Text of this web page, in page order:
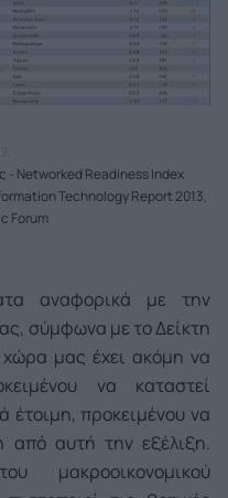
- Networked Readiness Index
Technology Report 2013,
Forum
αναφορικά με την
σύμφωνα με το Δείκτη
χώρα μας έχει ακόμη να
να καταστεί
έτοιμη, προκειμένου να
από αυτή την εξέλιξη.
μακροοικονομικού